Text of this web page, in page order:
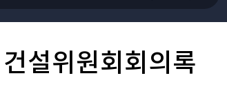
건설위원회회의록